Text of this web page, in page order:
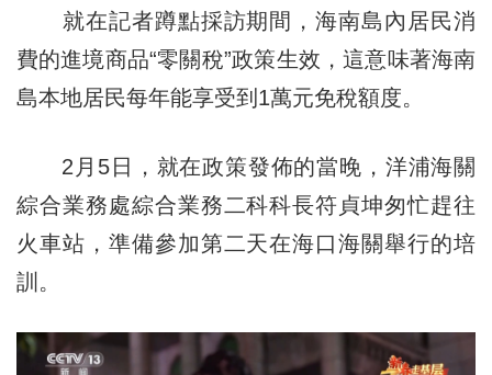
就在記者蹲點採訪期間，海南島內居民消
費的進境商品“零關稅”政策生效，這意味著海南
島本地居民每年能享受到1萬元免稅額度。
2月5日，就在政策發佈的當晚，洋浦海關
綜合業務處綜合業務二科科長符貞坤匆忙趕往
火車站，準備參加第二天在海口海關舉行的培
訓。